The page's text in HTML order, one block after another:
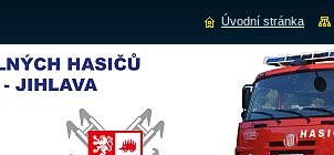
Úvodní stránka